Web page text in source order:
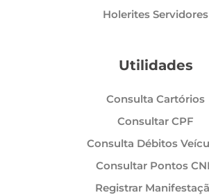
Holerites Servidores
Utilidades
Consulta Cartórios
Consultar CPF
Consulta Débitos
Consultar Pontos
Registrar